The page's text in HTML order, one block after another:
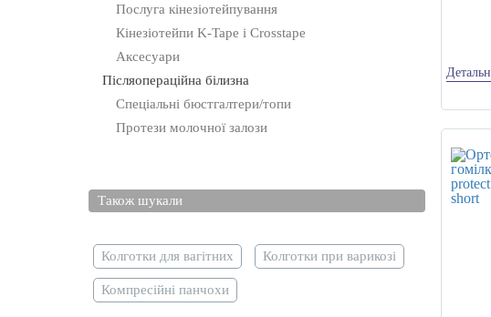
Послуга кінезіотейпування
Кінезіотейпи K-Tape і Crosstape
Аксесуари
Післяопераційна білизна
Спеціальні бюстгалтери/топи
Протези молочної залози
Також шукали
Колготки для вагітних Колготки при варикозі
Компресійні панчохи